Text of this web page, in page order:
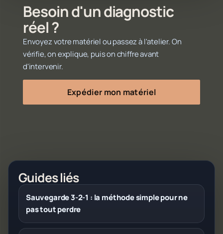
Besoin d'un diagnostic
réel ?
Envoyez votre matériel ou passez à l'atelier. On
vérifie, on explique, puis on chiffre avant
d'intervenir.
Expédier mon matériel
Guides liés
Sauvegarde 3-2-1 : la méthode simple pour ne
pas tout perdre